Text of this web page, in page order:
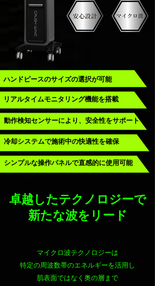
卓越したテクノロジーで
新たな波をリード
ハンドピースのサイズの選択が可能
リアルタイムモニタリング機能を搭載
動作検知センサーにより、安全性をサポート
冷却システムで施術中の快適性を確保
シンプルな操作パネルで直感的に使用可能
マイクロ波テクノロジーは
特定の周波数帯のエネルギーを活用し
肌表面ではなく奥の層まで